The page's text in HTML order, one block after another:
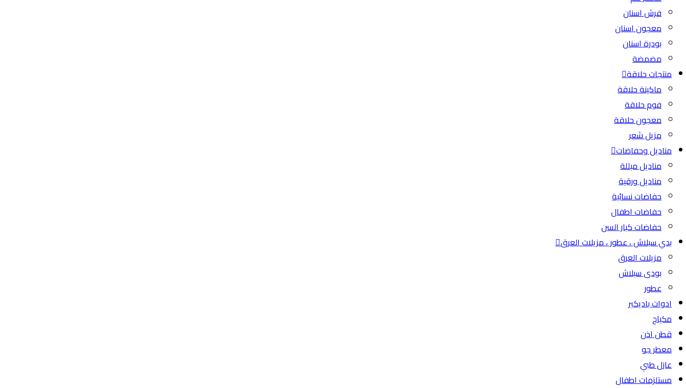
فرش اسنان
معجون اسنان
بودرة اسنان
مضمضة
منتجات حلاقة
ماكينة حلاقة
فوم حلاقة
معجون حلاقة
مزيل شعر
مناديل وحفاضات
مناديل مبللة
مناديل ورقية
حفاضات نسائية
حفاضات اطفال
حفاضات كبار السن
بدي سبلاش ، عطور ، مزيلات العرق
مزيلات العرق
بودى سبلاش
عطور
ادوات باديكير
مكياج
قطن اذن
معطر جو
عازل طبي
مستلزمات اطفال